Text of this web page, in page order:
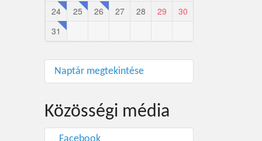
24
25 26 27 28 29
30
31
Naptár megtekintése
Közösségi média